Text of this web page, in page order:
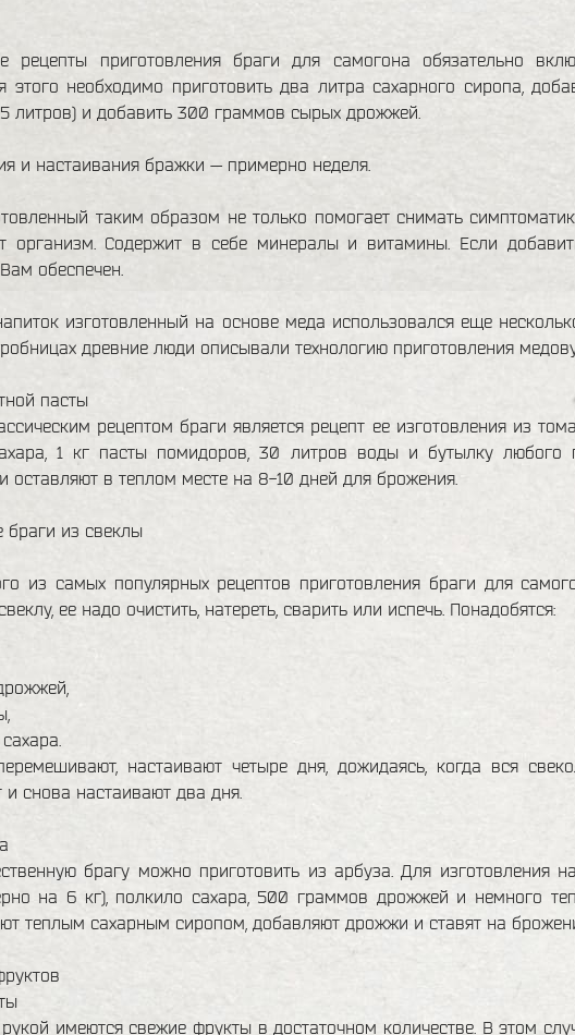
рецепты приготовления браги для самогона обязательно
этого необходимо приготовить два литра сахарного сиропа,
литров) и добавить 300 граммов сырых дрожжей.
и настаивания бражки — примерно неделя.
таким образом не только помогает снимать
организм. Содержит в себе минералы и витамины. Если
обеспечен.
изготовленный на основе меда использовался еще
древние люди описывали технологию приготовления
пасты
рецептом браги является рецепт ее изготовления из
1 кг пасты помидоров, 30 литров воды и бутылку любого
оставляют в теплом месте на 8-10 дней для брожения.
браги из свеклы
из самых популярных рецептов приготовления браги для
ее надо очистить, натереть, сварить или испечь. Понадобятся:
настаивают четыре дня, дожидаясь, когда вся
снова настаивают два дня.
брагу можно приготовить из арбуза. Для изготовления
на 6 кг), полкило сахара, 500 граммов дрожжей и немного
теплым сахарным сиропом, добавляют дрожжи и ставят на
имеются свежие фрукты в достаточном количестве. В этом